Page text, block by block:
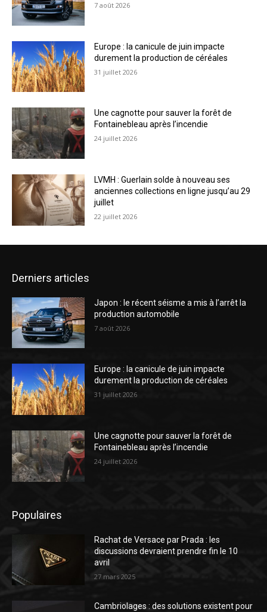
7 août 2026
Europe : la canicule de juin impacte
durement la production de céréales
31 juillet 2026
Une cagnotte pour sauver la forêt de
Fontainebleau après l’incendie
24 juillet 2026
LVMH : Guerlain solde à nouveau ses
anciennes collections en ligne jusqu’au 29
juillet
22 juillet 2026
Derniers articles
Japon : le récent séisme a mis à l’arrêt la
production automobile
7 août 2026
Europe : la canicule de juin impacte
durement la production de céréales
31 juillet 2026
Une cagnotte pour sauver la forêt de
Fontainebleau après l’incendie
24 juillet 2026
Populaires
Rachat de Versace par Prada : les
discussions devraient prendre fin le 10
avril
27 mars 2025
Cambriolages : des solutions existent pour